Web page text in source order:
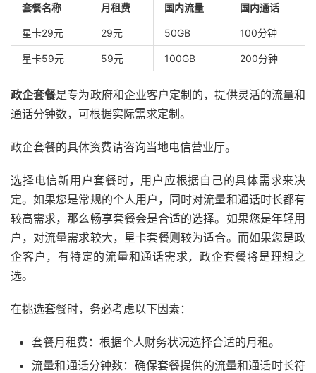
套餐名称 月租费 国内流量 国内通话
星卡29元 29元 50GB 100分钟
星卡59元 59元 100GB 200分钟
政企套餐是专为政府和企业客户定制的，提供灵活的流量和
通话分钟数，可根据实际需求定制。
政企套餐的具体资费请咨询当地电信营业厅。
选择电信新用户套餐时，用户应根据自己的具体需求来决
定。如果您是常规的个人用户，同时对流量和通话时长都有
较高需求，那么畅享套餐会是合适的选择。如果您是年轻用
户，对流量需求较大，星卡套餐则较为适合。而如果您是政
企客户，有特定的流量和通话需求，政企套餐将是理想之
选。
在挑选套餐时，务必考虑以下因素：
套餐月租费：根据个人财务状况选择合适的月租。
流量和通话分钟数：确保套餐提供的流量和通话时长符